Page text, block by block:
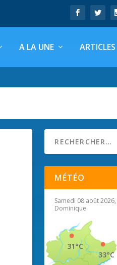
A LA UNE ARTICLES
MÉTÉO
Samedi 08 août
Dominique
33°C
31°C